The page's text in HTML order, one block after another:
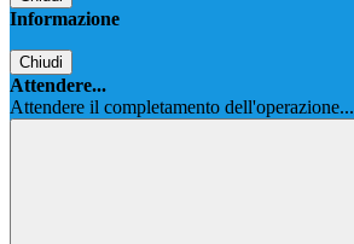
Informazione
Chiudi
Attendere...
Attendere il completamento dell'operazione...